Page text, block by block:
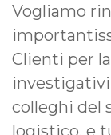
Vogliamo
Clienti per
colleghi del